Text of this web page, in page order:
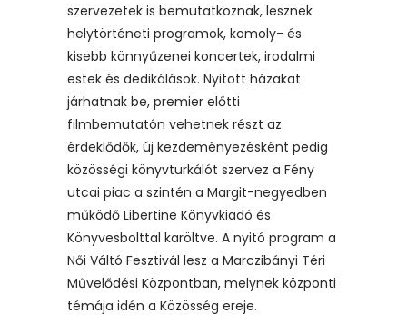
szervezetek is bemutatkoznak, lesznek
helytörténeti programok, komoly- és
kisebb könnyűzenei koncertek, irodalmi
estek és dedikálások. Nyitott házakat
járhatnak be, premier előtti
filmbemutatón vehetnek részt az
érdeklődők, új kezdeményezésként pedig
közösségi könyvturkálót szervez a Fény
utcai piac a szintén a Margit-negyedben
működő Libertine Könyvkiadó és
Könyvesbolttal karöltve. A nyitó program a
Női Váltó Fesztivál lesz a Marczibányi Téri
Művelődési Központban, melynek központi
témája idén a Közösség ereje.